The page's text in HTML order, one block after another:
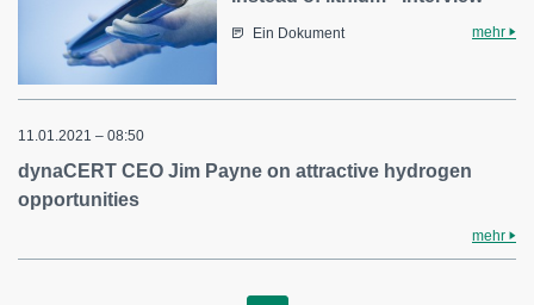
Ein Dokument mehr
11.01.2021 – 08:50
dynaCERT CEO Jim Payne on attractive hydrogen
opportunities
mehr